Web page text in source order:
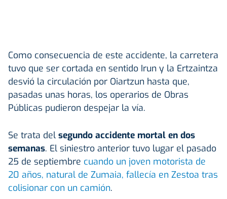
Como consecuencia de este accidente, la carretera
tuvo que ser cortada en sentido Irun y la Ertzaintza
desvió la circulación por Oiartzun hasta que,
pasadas unas horas, los operarios de Obras
Públicas pudieron despejar la vía.
Se trata del segundo accidente mortal en dos
semanas. El siniestro anterior tuvo lugar el pasado
25 de septiembre cuando un joven motorista de
20 años, natural de Zumaia, fallecía en Zestoa tras
colisionar con un camión.